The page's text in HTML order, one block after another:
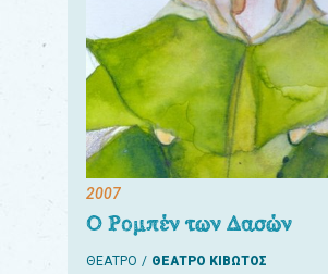
2007
Ο Ρομπέν των Δασών
ΘΕΑΤΡΟ ΘΕΑΤΡΟ ΚΙΒΩΤΟΣ